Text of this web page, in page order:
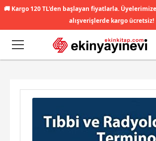
🚚 Kargo 120 TL'den başlayan fiyatlarla.
alışverişlerde kargo ücretsiz!